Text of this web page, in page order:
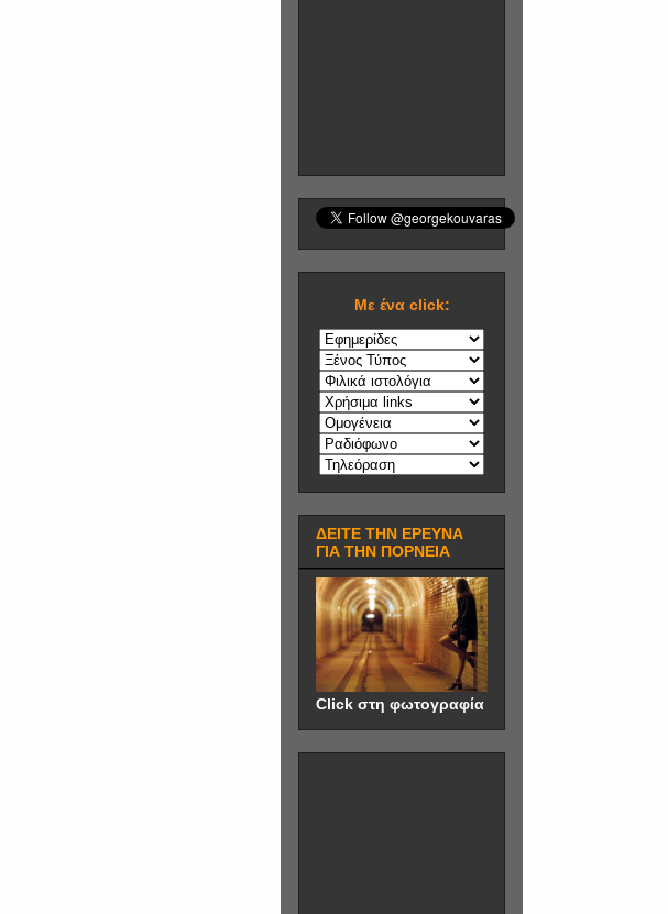
Mε ένα click:
ΔΕΙΤΕ ΤΗΝ ΕΡΕΥΝΑ
ΓΙΑ ΤΗΝ ΠΟΡΝΕΙΑ
Click στη φωτογραφία